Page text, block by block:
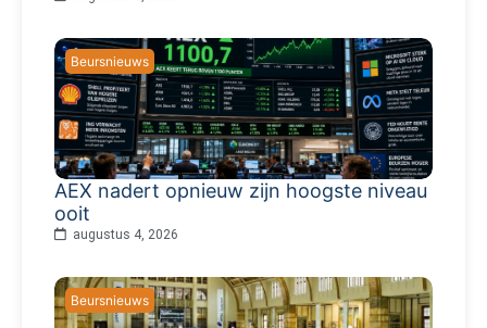
Beursnieuws
AEX nadert opnieuw zijn hoogste niveau
ooit
augustus 4, 2026
Beursnieuws